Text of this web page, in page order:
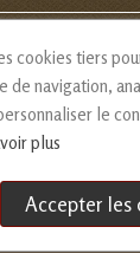
- Copyright
©
déposés,
cookies tiers
de navigation,
le
plus
Accepter les